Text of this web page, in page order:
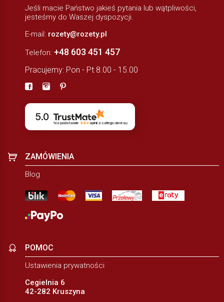
Jeśli macie Państwo jakieś pytania lub wątpliwości,
jesteśmy do Waszej dyspozycji.
E-mail: rozety@rozety.pl
Telefon: +48 603 451 457
Pracujemy: Pon - Pt 8.00 - 15.00
5.0
Na podstawie 884opiniiz całego okresu
ZAMÓWIENIA
Blog
POMOC
Ustawienia prywatności
Cegielnia 6
42-282 Kruszyna